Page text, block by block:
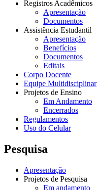
Registros Acadêmicos
Apresentação
Documentos
Assistência Estudantil
Apresentação
Benefícios
Documentos
Editais
Corpo Docente
Equipe Multidisciplinar
Projetos de Ensino
Em Andamento
Encerrados
Regulamentos
Uso do Celular
Pesquisa
Apresentação
Projetos de Pesquisa
Em andamento